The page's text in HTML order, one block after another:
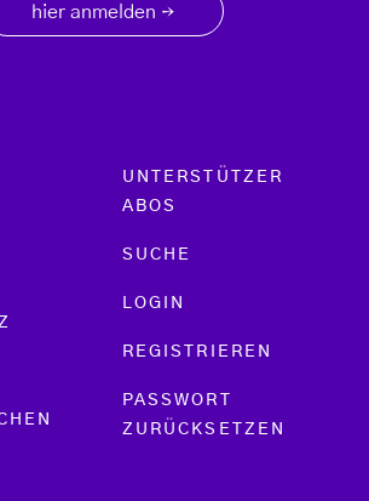
hier anmelden →
UNTERSTÜTZER
ABOS
SUCHE
LOGIN
REGISTRIEREN
PASSWORT
ZURÜCKSETZEN